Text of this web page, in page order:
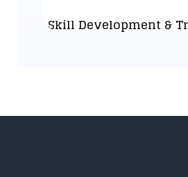
Skill Development &